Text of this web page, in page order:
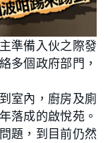
準備入伙之際發
多個政府部門，
室內，廚房及廁
落成的啟悅苑。
題，到目前仍然